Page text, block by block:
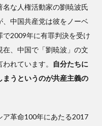
な人権活動家の劉暁波氏
中国共産党は彼をノーベ
で2009年に有罪判決を受け
、中国で「劉暁波」の文
れています。
自分たちに
うというのが共産主義の
ア革命100年にあたる2017